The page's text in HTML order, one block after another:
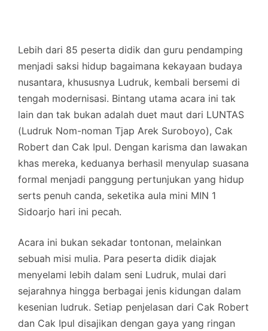
​Lebih dari 85 peserta didik dan guru pendamping
menjadi saksi hidup bagaimana kekayaan budaya
nusantara, khususnya Ludruk, kembali bersemi di
tengah modernisasi. Bintang utama acara ini tak
lain dan tak bukan adalah duet maut dari LUNTAS
(Ludruk Nom-noman Tjap Arek Suroboyo), Cak
Robert dan Cak Ipul. Dengan karisma dan lawakan
khas mereka, keduanya berhasil menyulap suasana
formal menjadi panggung pertunjukan yang hidup
serts penuh canda, seketika aula mini MIN 1
Sidoarjo hari ini pecah.
​Acara ini bukan sekadar tontonan, melainkan
sebuah misi mulia. Para peserta didik diajak
menyelami lebih dalam seni Ludruk, mulai dari
sejarahnya hingga berbagai jenis kidungan dalam
kesenian ludruk. Setiap penjelasan dari Cak Robert
dan Cak Ipul disajikan dengan gaya yang ringan